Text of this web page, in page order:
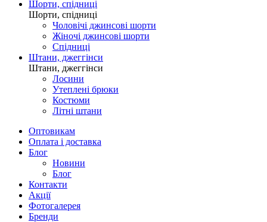
Шорти, спідниці
Шорти, спідниці
Чоловічі джинсові шорти
Жіночі джинсові шорти
Спідниці
Штани, джеггінси
Штани, джеггінси
Лосини
Утеплені брюки
Костюми
Літні штани
Оптовикам
Оплата і доставка
Блог
Новини
Блог
Контакти
Акції
Фотогалерея
Бренди